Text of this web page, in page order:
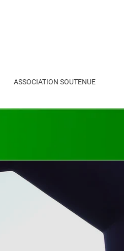
ASSOCIATION SOUTENUE